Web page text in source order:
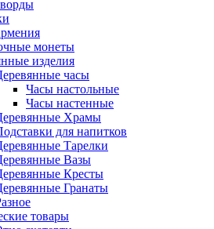
монеты
изделия
часы
Часы настольные
Часы настенные
Храмы
для напитков
Тарелки
Вазы
Кресты
Гранаты
товары